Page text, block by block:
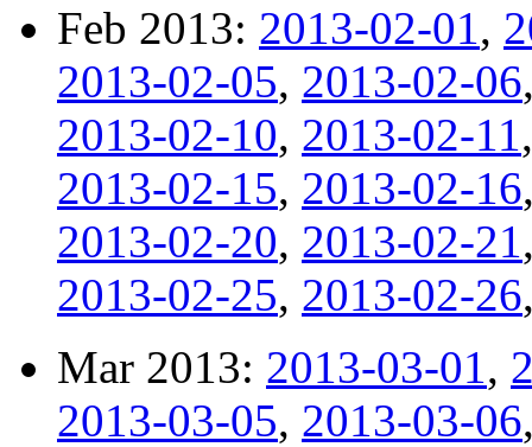
Feb 2013: 2013-02-01,
2013-02-05, 2013-02-06
2013-02-10, 2013-02-11
2013-02-15, 2013-02-16
2013-02-20, 2013-02-21
2013-02-25, 2013-02-26
Mar 2013: 2013-03-01,
2013-03-05, 2013-03-06